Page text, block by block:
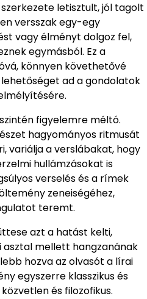
letisztult, jól tagolt
versszak egy-egy
vagy élményt dolgoz fel,
egymásból. Ez a
könnyen követhetővé
ad a gondolatok
figyelemre méltó.
hagyományos ritmusát
variálja a verslábakat, hogy
hullámzásokat is
verselés és a rímek
zeneiségéhez,
teremt.
azt a hatást kelti,
mellett hangzanának
hozva az olvasót a lírai
egyszerre klasszikus és
és filozofikus.